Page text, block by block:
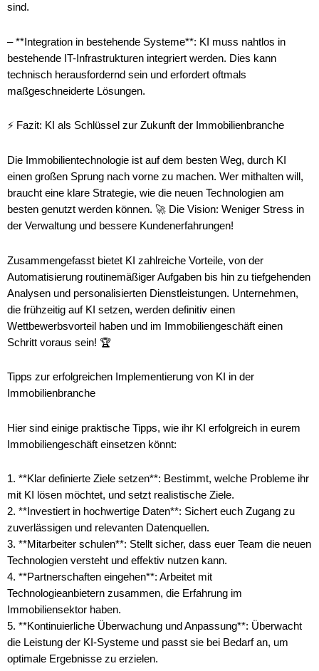
sind.
– **Integration in bestehende Systeme**: KI muss nahtlos in
bestehende IT-Infrastrukturen integriert werden. Dies kann
technisch herausfordernd sein und erfordert oftmals
maßgeschneiderte Lösungen.
⚡ Fazit: KI als Schlüssel zur Zukunft der Immobilienbranche
Die Immobilientechnologie ist auf dem besten Weg, durch KI
einen großen Sprung nach vorne zu machen. Wer mithalten will,
braucht eine klare Strategie, wie die neuen Technologien am
besten genutzt werden können. 🚀 Die Vision: Weniger Stress in
der Verwaltung und bessere Kundenerfahrungen!
Zusammengefasst bietet KI zahlreiche Vorteile, von der
Automatisierung routinemäßiger Aufgaben bis hin zu tiefgehenden
Analysen und personalisierten Dienstleistungen. Unternehmen,
die frühzeitig auf KI setzen, werden definitiv einen
Wettbewerbsvorteil haben und im Immobiliengeschäft einen
Schritt voraus sein! 🏆
Tipps zur erfolgreichen Implementierung von KI in der
Immobilienbranche
Hier sind einige praktische Tipps, wie ihr KI erfolgreich in eurem
Immobiliengeschäft einsetzen könnt:
1. **Klar definierte Ziele setzen**: Bestimmt, welche Probleme ihr
mit KI lösen möchtet, und setzt realistische Ziele.
2. **Investiert in hochwertige Daten**: Sichert euch Zugang zu
zuverlässigen und relevanten Datenquellen.
3. **Mitarbeiter schulen**: Stellt sicher, dass euer Team die neuen
Technologien versteht und effektiv nutzen kann.
4. **Partnerschaften eingehen**: Arbeitet mit
Technologieanbietern zusammen, die Erfahrung im
Immobiliensektor haben.
5. **Kontinuierliche Überwachung und Anpassung**: Überwacht
die Leistung der KI-Systeme und passt sie bei Bedarf an, um
optimale Ergebnisse zu erzielen.